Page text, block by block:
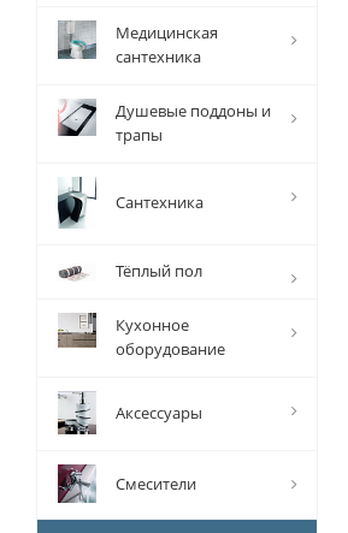
Медицинская
сантехника
Душевые поддоны и
трапы
Сантехника
Тёплый пол
Кухонное
оборудование
Аксессуары
Смесители